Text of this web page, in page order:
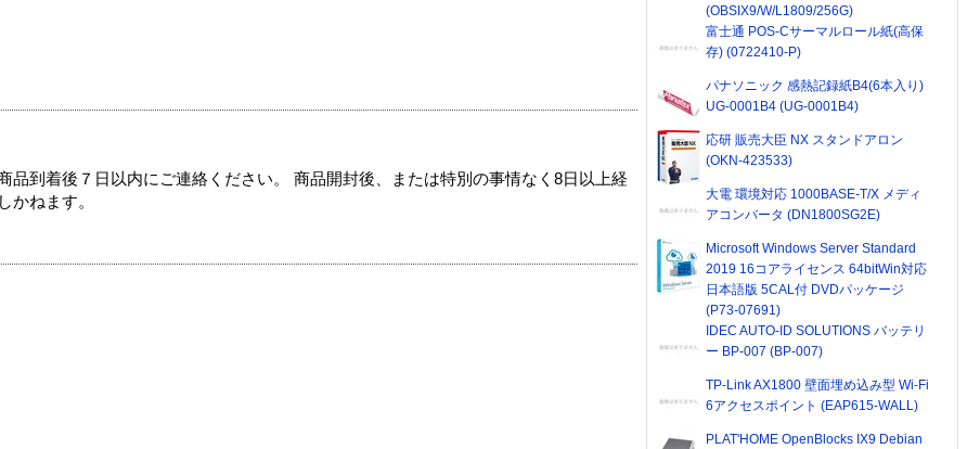
品到着後７日以内にご連絡ください。 商品開封後、または特別の事情なく8日以上経
かねます。
(OBSIX9/W/L1809/256G)
富士通 POS-Cサーマルロール紙(高保
存) (0722410-P)
パナソニック 感熱記録紙B4(6本入り)
UG-0001B4 (UG-0001B4)
応研 販売大臣 NX スタンドアロン
(OKN-423533)
大電 環境対応 1000BASE-T/X メディ
アコンバータ (DN1800SG2E)
Microsoft Windows Server Standard
2019 16コアライセンス 64bitWin対応
日本語版 5CAL付 DVDパッケージ
(P73-07691)
IDEC AUTO-ID SOLUTIONS バッテリ
ー BP-007 (BP-007)
TP-Link AX1800 壁面埋め込み型 Wi-Fi
6アクセスポイント (EAP615-WALL)
PLAT'HOME OpenBlocks IX9 Debian